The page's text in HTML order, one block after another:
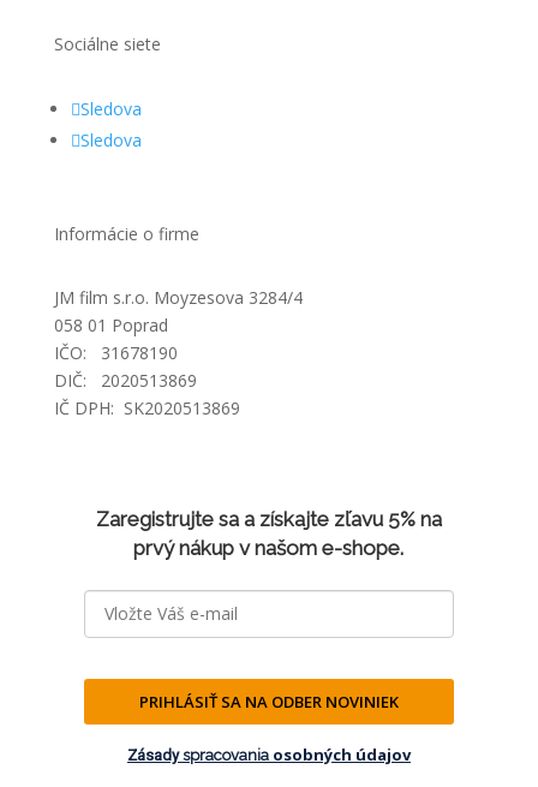
Sociálne siete
Sledova
Sledova
Informácie o firme
JM film s.r.o. Moyzesova 3284/4
058 01 Poprad
IČO: 31678190
DIČ: 2020513869
IČ DPH: SK2020513869
Zaregistrujte sa a získajte zľavu 5% na
prvý nákup v našom e-shope.
PRIHLÁSIŤ SA NA ODBER NOVINIEK
Zásady spracovaniaosobných údajov